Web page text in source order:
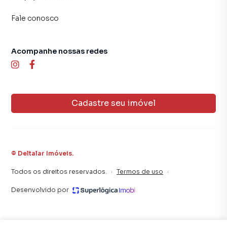
Fale conosco
Cadastre seu imóvel
Acompanhe nossas redes
© Deltalar Imóveis.
Todos os direitos reservados. · Termos de uso ·
Desenvolvido por